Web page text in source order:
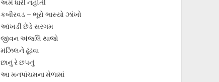
અમે ધારી નહોતી
કબીરવડ – ભૂરો ભાસ્યો ઝાંખો
આંખડી છેડે સરગમ
જીવન અંજલિ થાજો
મંઝિલને ઢૂંઢવા
છાનું રે છપનું
આ મનપાંચમના મેળામાં